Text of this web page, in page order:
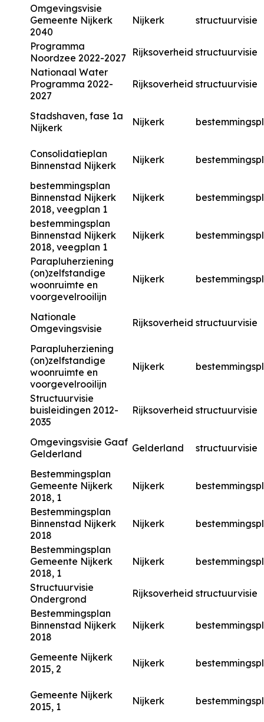
Omgevingsvisie
Gemeente Nijkerk
2040
Nijkerk structuurvisie
Programma
Noordzee 2022-2027
Rijksoverheid structuurvisie
Nationaal Water
Programma 2022-
2027
Rijksoverheid structuurvisie
Stadshaven, fase 1a
Nijkerk
Nijkerk
Consolidatieplan
Binnenstad Nijkerk
Nijkerk
bestemmingsplan
Binnenstad Nijkerk
2018, veegplan 1
Nijkerk
bestemmingsplan
Binnenstad Nijkerk
2018, veegplan 1
Nijkerk
Parapluherziening
(on)zelfstandige
woonruimte en
voorgevelrooilijn
Nijkerk
Nationale
Omgevingsvisie
Rijksoverheid structuurvisie
Parapluherziening
(on)zelfstandige
woonruimte en
voorgevelrooilijn
Nijkerk
Structuurvisie
buisleidingen 2012-
2035
Rijksoverheid structuurvisie
Omgevingsvisie Gaaf
Gelderland
Gelderland structuurvisie
Bestemmingsplan
Gemeente Nijkerk
2018, 1
Nijkerk
Bestemmingsplan
Binnenstad Nijkerk
2018
Nijkerk
Bestemmingsplan
Gemeente Nijkerk
2018, 1
Nijkerk
Structuurvisie
Ondergrond
Rijksoverheid structuurvisie
Bestemmingsplan
Binnenstad Nijkerk
2018
Nijkerk
Gemeente Nijkerk
2015, 2
Nijkerk
Gemeente Nijkerk
2015, 1
Nijkerk